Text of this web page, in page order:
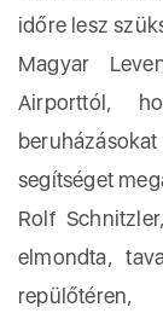
időre lesz
Magyar
Airporttól,
segítséget
Rolf
elmondta,